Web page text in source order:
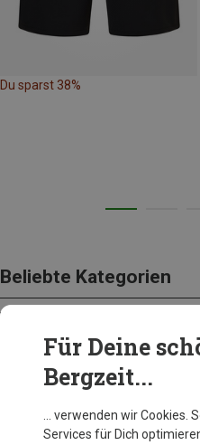
Du sparst 38%
Beliebte Kategorien
Für Deine
Bergzeit...
… verwenden wir Cookies.
Services für Dich